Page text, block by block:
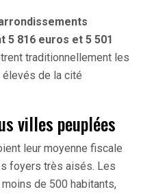
5 816 euros et 5 501
traditionnellement les
de la cité
villes peuplées
leur moyenne fiscale
foyers très aisés. Les
de 500 habitants,